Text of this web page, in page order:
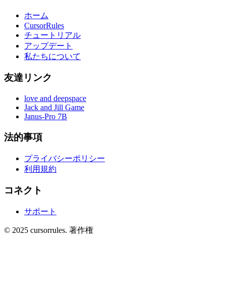
ホーム
CursorRules
チュートリアル
アップデート
私たちについて
友達リンク
love and deepspace
Jack and Jill Game
Janus-Pro 7B
法的事項
プライバシーポリシー
利用規約
コネクト
サポート
© 2025 cursorrules. 著作権